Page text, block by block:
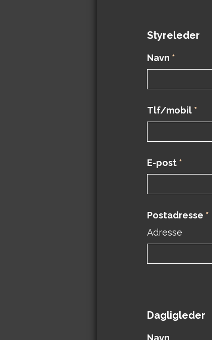
Styreleder
Navn *
Tlf/mobil *
E-post *
Postadresse *
Adresse
Dagligleder
Navn